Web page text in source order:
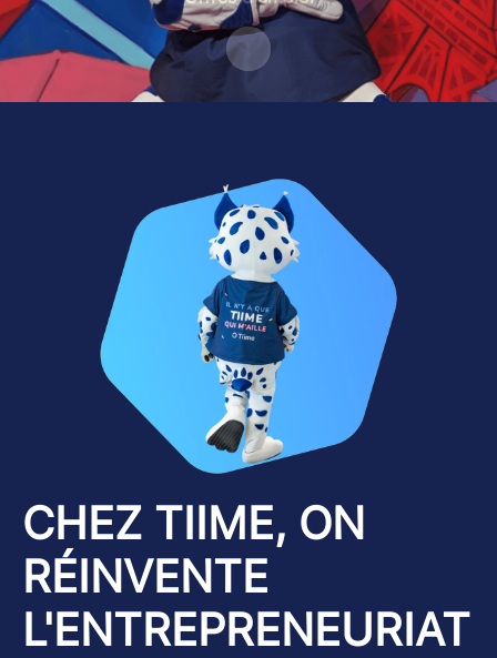
Faire défiler jusqu'au contenu
CHEZ TIIME, ON
RÉINVENTE
L'ENTREPRENEURIAT